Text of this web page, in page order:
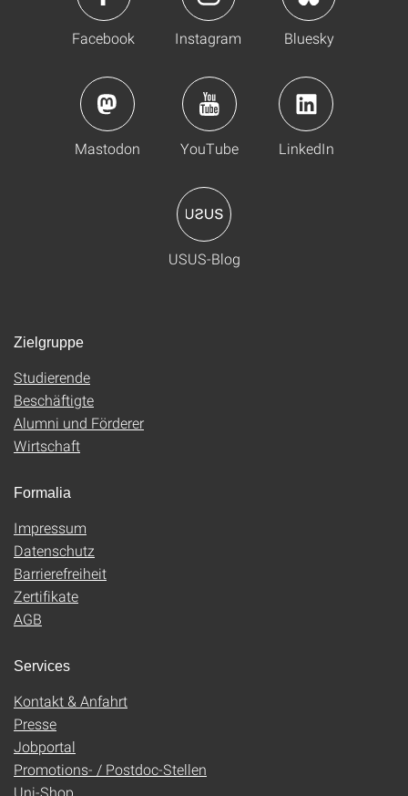
Facebook Instagram Bluesky
Mastodon YouTube LinkedIn
USUS-Blog
Zielgruppe
Studierende
Beschäftigte
Alumni und Förderer
Wirtschaft
Formalia
Impressum
Datenschutz
Barrierefreiheit
Zertifikate
AGB
Services
Kontakt & Anfahrt
Presse
Jobportal
Promotions- / Postdoc-Stellen
Uni-Shop